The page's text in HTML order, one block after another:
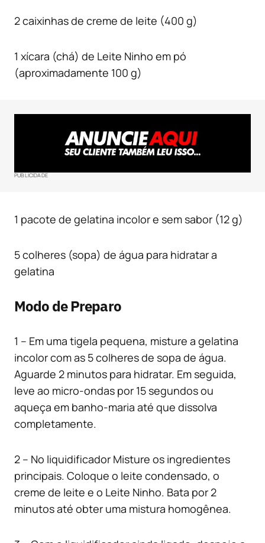
2 caixinhas de creme de leite (400 g)
1 xícara (chá) de Leite Ninho em pó
(aproximadamente 100 g)
PUBLICIDADE
1 pacote de gelatina incolor e sem sabor (12 g)
5 colheres (sopa) de água para hidratar a
gelatina
Modo de Preparo
1 – Em uma tigela pequena, misture a gelatina
incolor com as 5 colheres de sopa de água.
Aguarde 2 minutos para hidratar. Em seguida,
leve ao micro-ondas por 15 segundos ou
aqueça em banho-maria até que dissolva
completamente.
2 – No liquidificador Misture os ingredientes
principais. Coloque o leite condensado, o
creme de leite e o Leite Ninho. Bata por 2
minutos até obter uma mistura homogênea.